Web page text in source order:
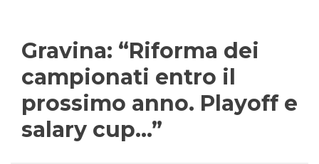
Gravina: “Riforma dei
campionati entro il
prossimo anno. Playoff e
salary cup…”